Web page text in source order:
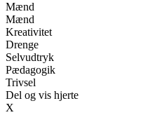
Mænd
Mænd
Kreativitet
Drenge
Selvudtryk
Pædagogik
Trivsel
Del og vis hjerte
X